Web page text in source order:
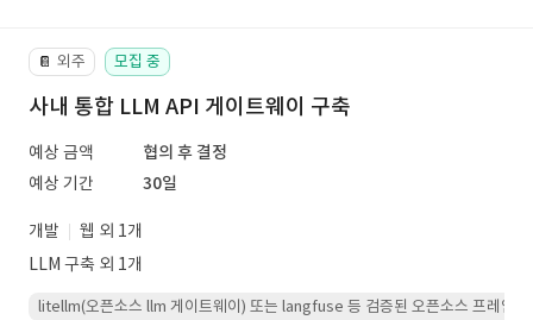
📔 외주 모집 중
사내 통합 LLM API 게이트웨이 구축
예상 금액
협의 후 결정
예상 기간
30일
개발
웹 외 1개
LLM 구축 외 1개
litellm(오픈소스 llm 게이트웨이) 또는 langfuse 등 검증된 오픈소스 프레임워